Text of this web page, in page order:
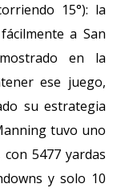
15°): la
a San
en la
ese juego,
su estrategia
tuvo uno
5477 yardas
y solo 10